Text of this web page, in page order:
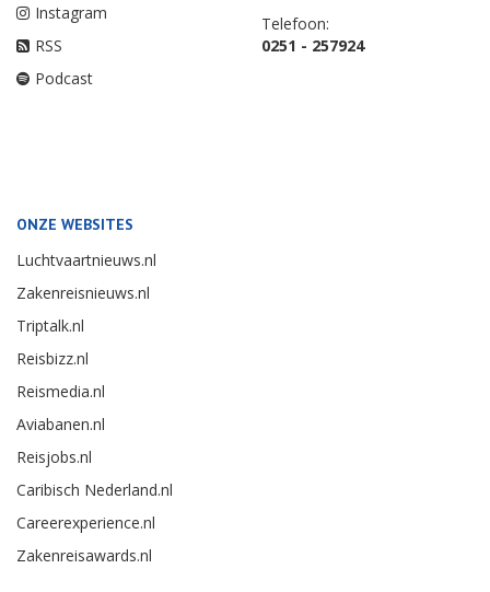
Instagram
RSS
Podcast
Telefoon:
0251 - 257924
ONZE WEBSITES
Luchtvaartnieuws.nl
Zakenreisnieuws.nl
Triptalk.nl
Reisbizz.nl
Reismedia.nl
Aviabanen.nl
Reisjobs.nl
Caribisch Nederland.nl
Careerexperience.nl
Zakenreisawards.nl